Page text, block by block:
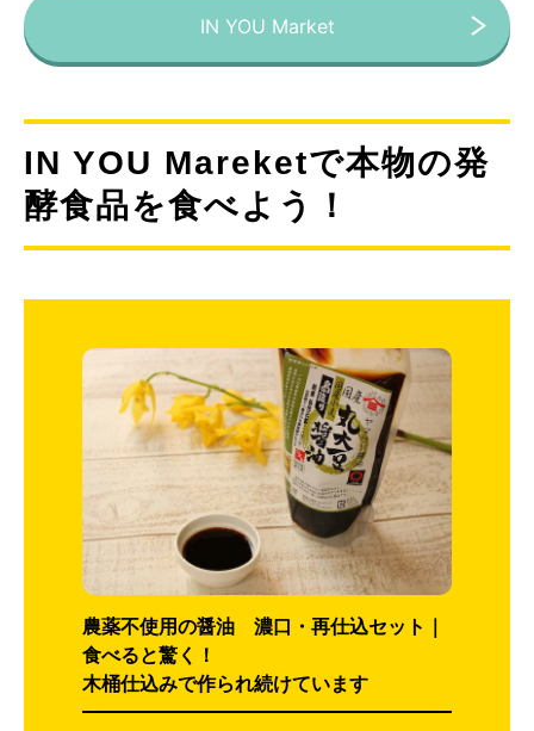
IN YOU Market
IN YOU Mareketで本物の発
酵食品を食べよう！
農薬不使用の醤油 濃口・再仕込セット｜
食べると驚く！
木桶仕込みで作られ続けています